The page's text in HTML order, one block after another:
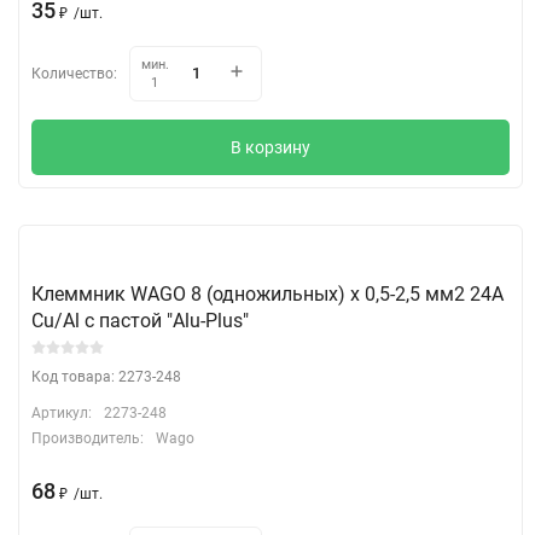
35 ₽ /шт.
Количество:
мин.
1
В корзину
Клеммник WAGO 8 (одножильных) х 0,5-2,5 мм2 24A
Cu/Al с пастой "Alu-Plus"
Код товара: 2273-248
Артикул:
2273-248
Производитель:
Wago
68 ₽ /шт.